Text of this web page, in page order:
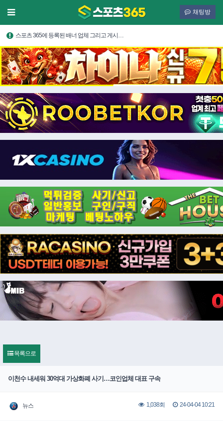
채팅방
스포츠 365에 등록된 배너 업체 그리고 게시…
목록으로
이천수 내세워 30억대 가상화폐 사기…코인업체 대표 구속
뉴스 1,038회 24-04-04 10:21